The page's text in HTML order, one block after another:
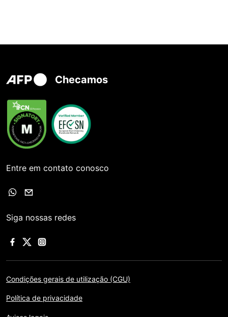
Checamos
Entre em contato conosco
Siga nossas redes
Condições gerais de utilização (CGU)
Política de privacidade